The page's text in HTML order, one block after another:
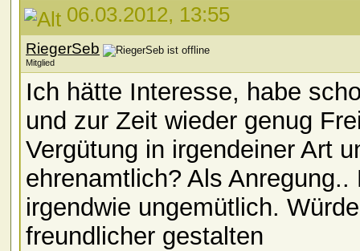
06.03.2012, 13:55
RiegerSeb
Mitglied
Ich hätte Interesse, habe
und zur Zeit wieder genug
Vergütung in irgendeiner Art
ehrenamtlich? Als
irgendwie ungemütlich.
freundlicher gestalten